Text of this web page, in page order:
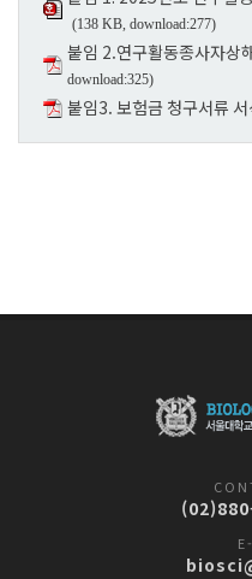
(138 KB, download:277)
붙임 2.연구활동종사자
download:325)
붙임3. 보험금 청구서류